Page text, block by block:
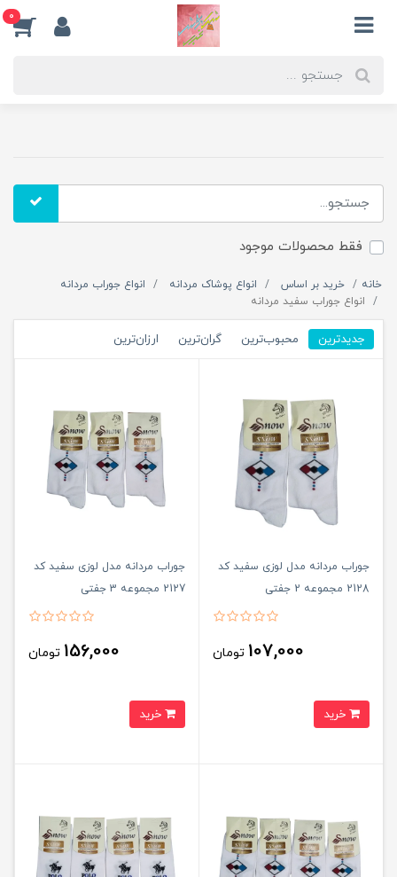
0
فقط محصولات موجود
خانه خرید بر اساس انواع پوشاک مردانه
انواع جوراب مردانه
انواع جوراب سفید مردانه
جدیدترین محبوب‌ترین گران‌ترین ارزان‌ترین
جوراب مردانه مدل لوزی سفید کد
2128 مجموعه 2 جفتی
107,000 تومان
جوراب مردانه مدل لوزی سفید کد
2127 مجموعه 3 جفتی
156,000 تومان